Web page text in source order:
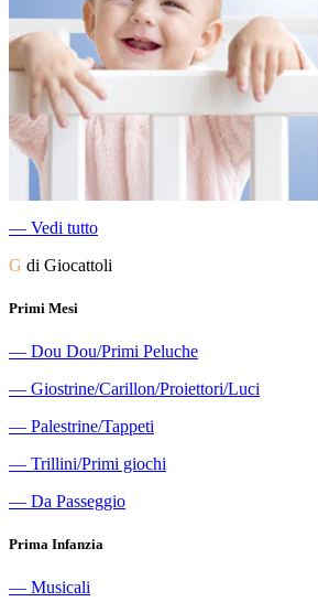
― Vedi tutto
G di Giocattoli
Primi Mesi
― Dou Dou/Primi Peluche
― Giostrine/Carillon/Proiettori/Luci
― Palestrine/Tappeti
― Trillini/Primi giochi
― Da Passeggio
Prima Infanzia
― Musicali